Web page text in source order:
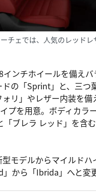
チェでは、人気のレッド
インチホイールを備え
の「Sprint」と、三つ
リ」やレザー内装を備
プを用意。ボディカラ
「ブレラ レッド」を含
モデルからマイルドハ
から「Ibrida」へと変